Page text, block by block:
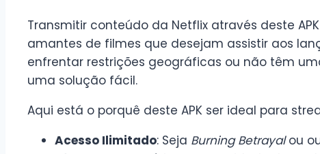
Transmitir conteúdo da Netflix através deste
amantes de filmes que desejam assistir aos
enfrentar restrições geográficas ou não têm
uma solução fácil.
Aqui está o porquê deste APK ser ideal para
Acesso Ilimitado: Seja Burning Betrayalou